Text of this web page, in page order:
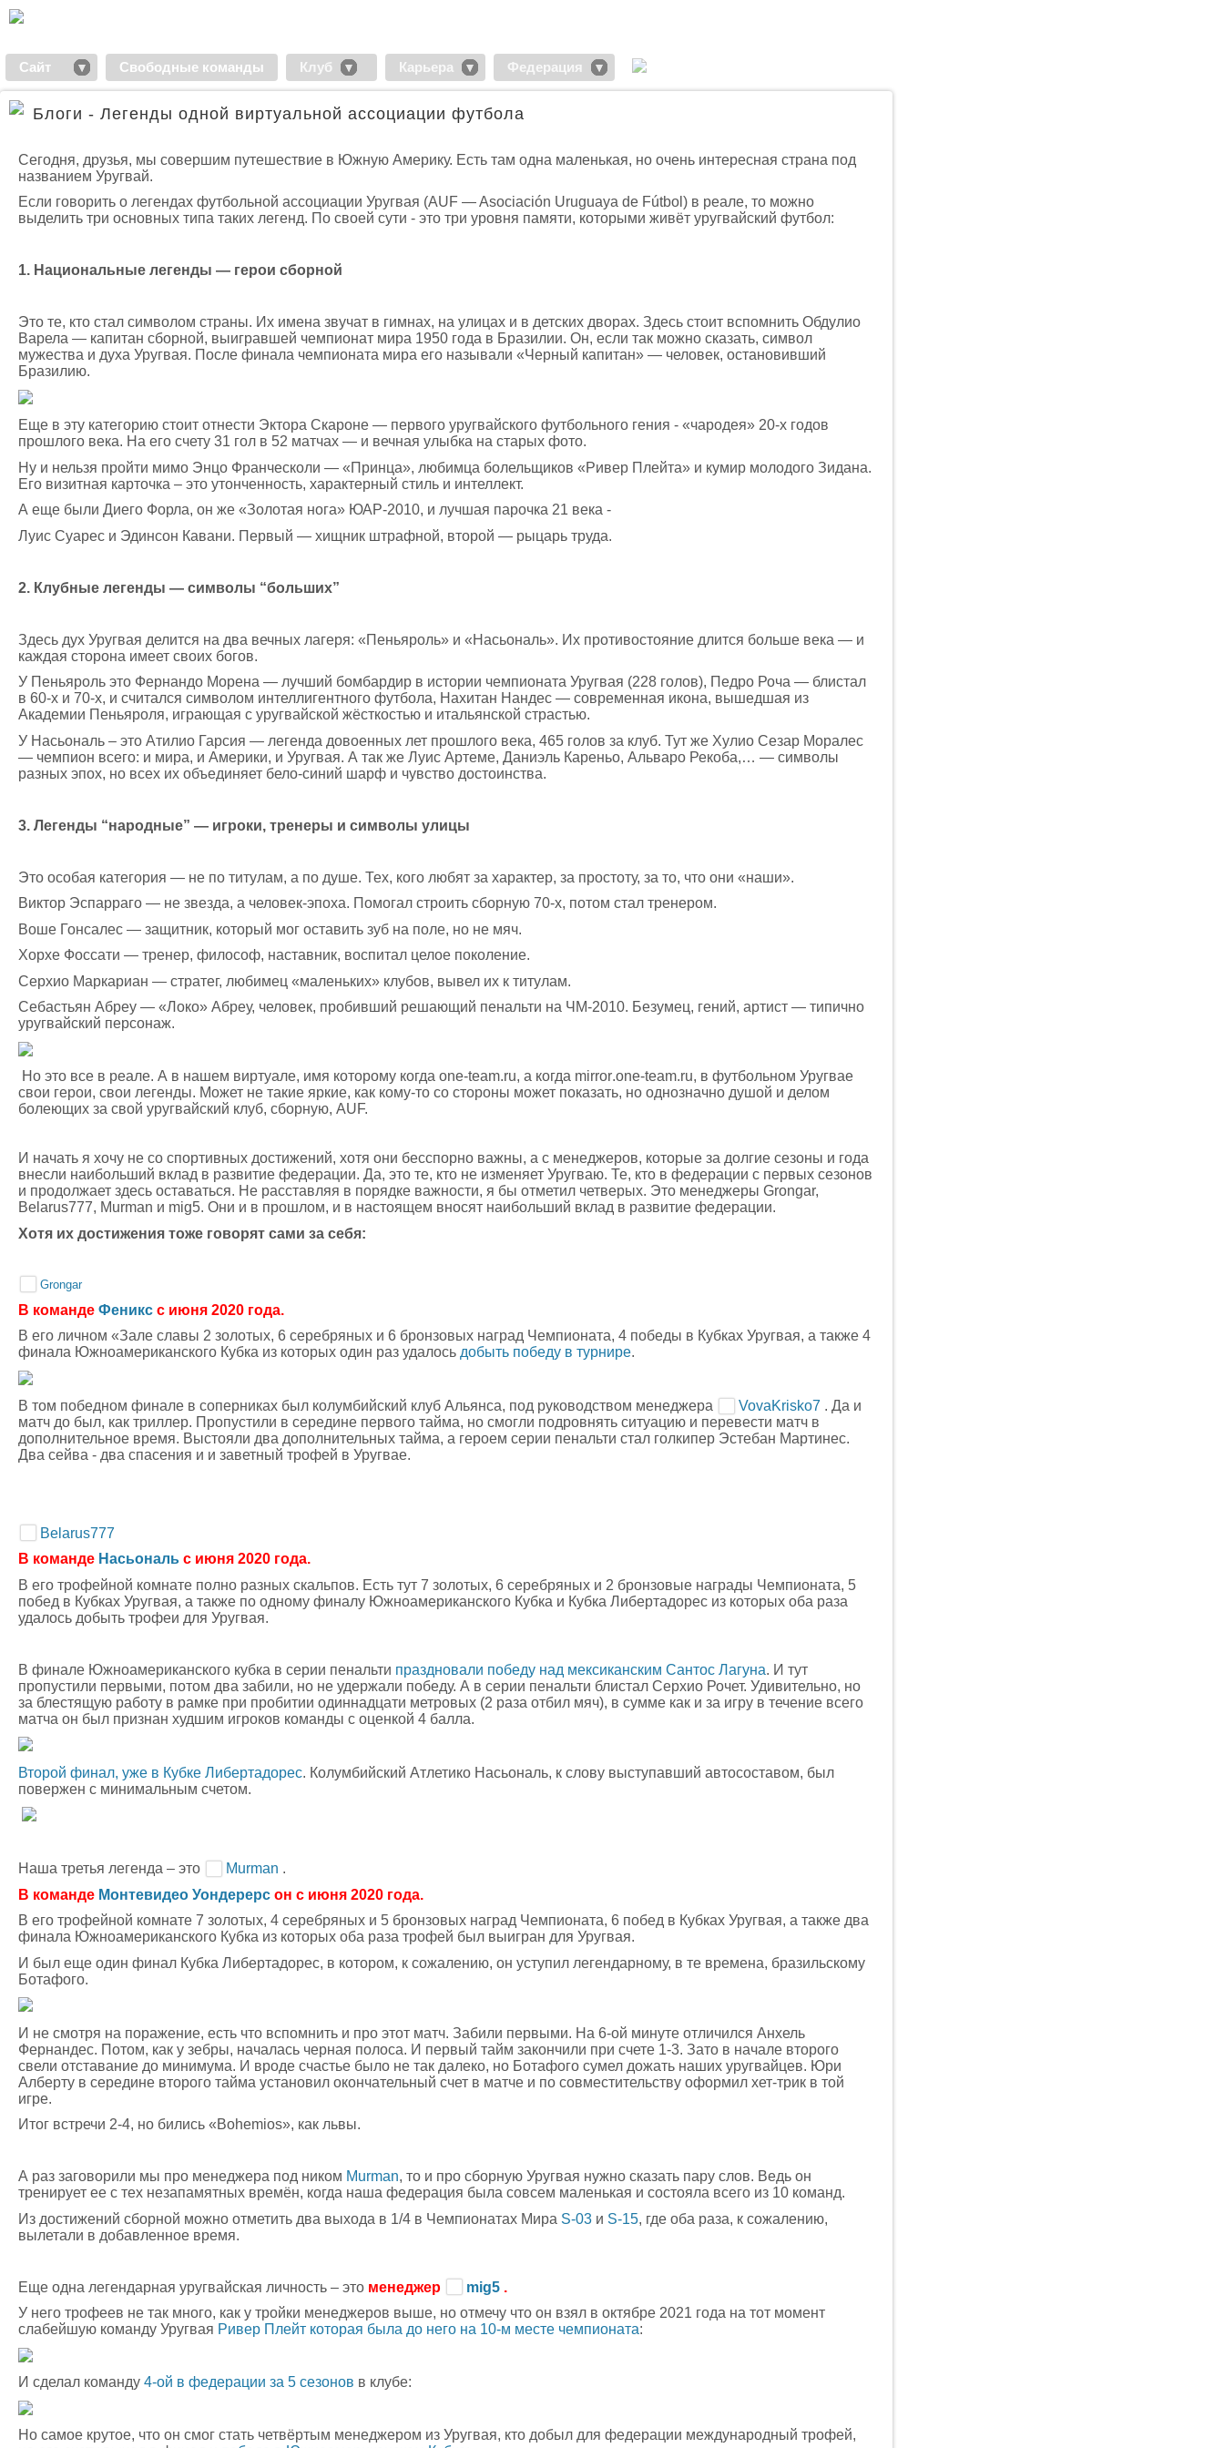
Сайт Свободные команды Клуб Карьера Федерация
Блоги - Легенды одной виртуальной ассоциации футбола
Сегодня, друзья, мы совершим путешествие в Южную Америку. Есть там одна маленькая, но очень интересная страна под
названием Уругвай.
Если говорить о легендах футбольной ассоциации Уругвая (AUF — Asociación Uruguaya de Fútbol) в реале, то можно
выделить три основных типа таких легенд. По своей сути - это три уровня памяти, которыми живёт уругвайский футбол:
1. Национальные легенды — герои сборной
Это те, кто стал символом страны. Их имена звучат в гимнах, на улицах и в детских дворах. Здесь стоит вспомнить Обдулио
Варела — капитан сборной, выигравшей чемпионат мира 1950 года в Бразилии. Он, если так можно сказать, символ
мужества и духа Уругвая. После финала чемпионата мира его называли «Черный капитан» — человек, остановивший
Бразилию.
Еще в эту категорию стоит отнести Эктора Скароне — первого уругвайского футбольного гения - «чародея» 20-х годов
прошлого века. На его счету 31 гол в 52 матчах — и вечная улыбка на старых фото.
Ну и нельзя пройти мимо Энцо Франческоли — «Принца», любимца болельщиков «Ривер Плейта» и кумир молодого Зидана.
Его визитная карточка – это утонченность, характерный стиль и интеллект.
А еще были Диего Форла, он же «Золотая нога» ЮАР-2010, и лучшая парочка 21 века -
Луис Суарес и Эдинсон Кавани. Первый — хищник штрафной, второй — рыцарь труда.
2. Клубные легенды — символы “больших”
Здесь дух Уругвая делится на два вечных лагеря: «Пеньяроль» и «Насьональ». Их противостояние длится больше века — и
каждая сторона имеет своих богов.
У Пеньяроль это Фернандо Морена — лучший бомбардир в истории чемпионата Уругвая (228 голов), Педро Роча — блистал
в 60-х и 70-х, и считался символом интеллигентного футбола, Нахитан Нандес — современная икона, вышедшая из
Академии Пеньяроля, играющая с уругвайской жёсткостью и итальянской страстью.
У Насьональ – это Атилио Гарсия — легенда довоенных лет прошлого века, 465 голов за клуб. Тут же Хулио Сезар Моралес
— чемпион всего: и мира, и Америки, и Уругвая. А так же Луис Артеме, Даниэль Кареньо, Альваро Рекоба,… — символы
разных эпох, но всех их объединяет бело-синий шарф и чувство достоинства.
3. Легенды “народные” — игроки, тренеры и символы улицы
Это особая категория — не по титулам, а по душе. Тех, кого любят за характер, за простоту, за то, что они «наши».
Виктор Эспарраго — не звезда, а человек-эпоха. Помогал строить сборную 70-х, потом стал тренером.
Воше Гонсалес — защитник, который мог оставить зуб на поле, но не мяч.
Хорхе Фоссати — тренер, философ, наставник, воспитал целое поколение.
Серхио Маркариан — стратег, любимец «маленьких» клубов, вывел их к титулам.
Себастьян Абреу — «Локо» Абреу, человек, пробивший решающий пенальти на ЧМ-2010. Безумец, гений, артист — типично
уругвайский персонаж.
Но это все в реале. А в нашем виртуале, имя которому когда one-team.ru, а когда mirror.one-team.ru, в футбольном Уругвае
свои герои, свои легенды. Может не такие яркие, как кому-то со стороны может показать, но однозначно душой и делом
болеющих за свой уругвайский клуб, сборную, AUF.
И начать я хочу не со спортивных достижений, хотя они бесспорно важны, а с менеджеров, которые за долгие сезоны и года
внесли наибольший вклад в развитие федерации. Да, это те, кто не изменяет Уругваю. Те, кто в федерации с первых сезонов
и продолжает здесь оставаться. Не расставляя в порядке важности, я бы отметил четверых. Это менеджеры Grongar,
Belarus777, Murman и mig5. Они и в прошлом, и в настоящем вносят наибольший вклад в развитие федерации.
Хотя их достижения тоже говорят сами за себя:
Grongar
В команде Феникс с июня 2020 года.
В его личном «Зале славы 2 золотых, 6 серебряных и 6 бронзовых наград Чемпионата, 4 победы в Кубках Уругвая, а также 4
финала Южноамериканского Кубка из которых один раз удалось добыть победу в турнире.
В том победном финале в соперниках был колумбийский клуб Альянса, под руководством менеджера VovaKrisko7 . Да и
матч до был, как триллер. Пропустили в середине первого тайма, но смогли подровнять ситуацию и перевести матч в
дополнительное время. Выстояли два дополнительных тайма, а героем серии пенальти стал голкипер Эстебан Мартинес.
Два сейва - два спасения и и заветный трофей в Уругвае.
Belarus777
В команде Насьональ с июня 2020 года.
В его трофейной комнате полно разных скальпов. Есть тут 7 золотых, 6 серебряных и 2 бронзовые награды Чемпионата, 5
побед в Кубках Уругвая, а также по одному финалу Южноамериканского Кубка и Кубка Либертадорес из которых оба раза
удалось добыть трофеи для Уругвая.
В финале Южноамериканского кубка в серии пенальти праздновали победу над мексиканским Сантос Лагуна. И тут
пропустили первыми, потом два забили, но не удержали победу. А в серии пенальти блистал Серхио Рочет. Удивительно, но
за блестящую работу в рамке при пробитии одиннадцати метровых (2 раза отбил мяч), в сумме как и за игру в течение всего
матча он был признан худшим игроков команды с оценкой 4 балла.
Второй финал, уже в Кубке Либертадорес. Колумбийский Атлетико Насьональ, к слову выступавший автосоставом, был
повержен с минимальным счетом.
Наша третья легенда – это Murman .
В команде Монтевидео Уондерерс он с июня 2020 года.
В его трофейной комнате 7 золотых, 4 серебряных и 5 бронзовых наград Чемпионата, 6 побед в Кубках Уругвая, а также два
финала Южноамериканского Кубка из которых оба раза трофей был выигран для Уругвая.
И был еще один финал Кубка Либертадорес, в котором, к сожалению, он уступил легендарному, в те времена, бразильскому
Ботафого.
И не смотря на поражение, есть что вспомнить и про этот матч. Забили первыми. На 6-ой минуте отличился Анхель
Фернандес. Потом, как у зебры, началась черная полоса. И первый тайм закончили при счете 1-3. Зато в начале второго
свели отставание до минимума. И вроде счастье было не так далеко, но Ботафого сумел дожать наших уругвайцев. Юри
Алберту в середине второго тайма установил окончательный счет в матче и по совместительству оформил хет-трик в той
игре.
Итог встречи 2-4, но бились «Bohemios», как львы.
А раз заговорили мы про менеджера под ником Murman, то и про сборную Уругвая нужно сказать пару слов. Ведь он
тренирует ее с тех незапамятных времён, когда наша федерация была совсем маленькая и состояла всего из 10 команд.
Из достижений сборной можно отметить два выхода в 1/4 в Чемпионатах Мира S-03 и S-15, где оба раза, к сожалению,
вылетали в добавленное время.
Еще одна легендарная уругвайская личность – это менеджер mig5 .
У него трофеев не так много, как у тройки менеджеров выше, но отмечу что он взял в октябре 2021 года на тот момент
слабейшую команду Уругвая Ривер Плейт которая была до него на 10-м месте чемпионата:
И сделал команду 4-ой в федерации за 5 сезонов в клубе:
Но самое крутое, что он смог стать четвёртым менеджером из Уругвая, кто добыл для федерации международный трофей,